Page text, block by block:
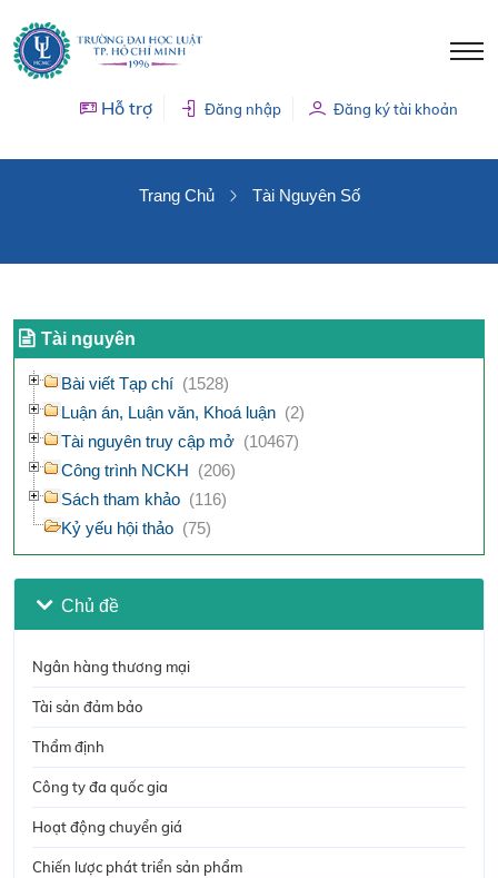
Hỗ trợ Đăng nhập Đăng ký tài khoản
Trang Chủ Tài Nguyên Số
Tài nguyên
Bài viết Tạp chí (1528)
Luận án, Luận văn, Khoá luận (2)
Tài nguyên truy cập mở (10467)
Công trình NCKH (206)
Sách tham khảo (116)
Kỷ yếu hội thảo (75)
Chủ đề
Ngân hàng thương mại
Tài sản đảm bảo
Thẩm định
Công ty đa quốc gia
Hoạt động chuyển giá
Chiến lược phát triển sản phẩm